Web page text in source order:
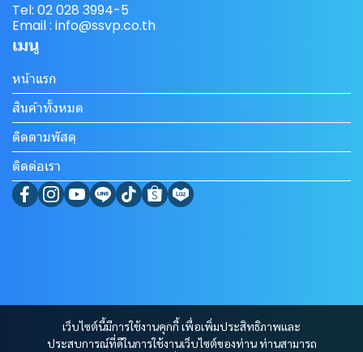
เว็บไซต์นี้มีการใช้งานคุกกี้ เพื่อเพิ่มประสิทธิภาพและ
ประสบการณ์ที่ดีในการใช้งานเว็บไซต์ของท่าน ท่านสามารถ
Tel: 02 028 3994-5
Email : info@ssvp.co.th
เมนู
หน้าแรก
สินค้าทั้งหมด
ติดตามพัสดุ
ติดต่อเรา